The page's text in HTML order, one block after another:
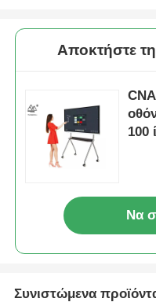
Αποκτήστε
100
Να
Συνιστώμενα